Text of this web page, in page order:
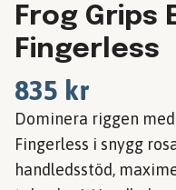
Frog Grips
Fingerless
835 kr
Dominera riggen
Fingerless i snygg
handledsstöd,